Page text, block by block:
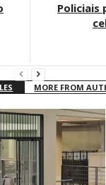
Policiais
MORE FROM